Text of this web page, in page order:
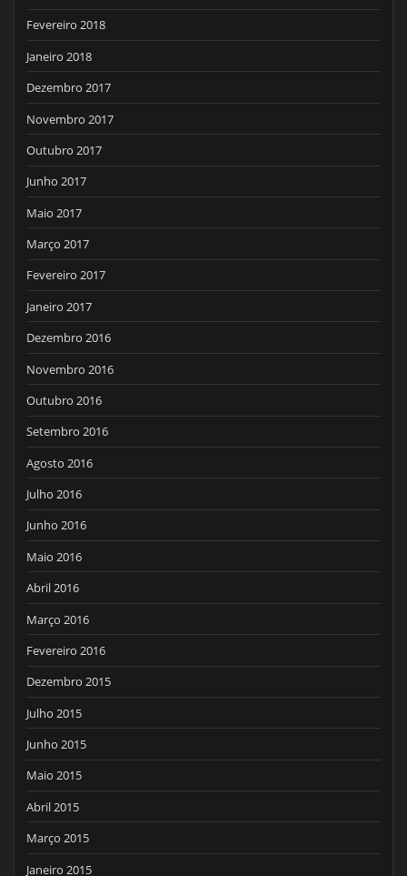
Fevereiro 2018
Janeiro 2018
Dezembro 2017
Novembro 2017
Outubro 2017
Junho 2017
Maio 2017
Março 2017
Fevereiro 2017
Janeiro 2017
Dezembro 2016
Novembro 2016
Outubro 2016
Setembro 2016
Agosto 2016
Julho 2016
Junho 2016
Maio 2016
Abril 2016
Março 2016
Fevereiro 2016
Dezembro 2015
Julho 2015
Junho 2015
Maio 2015
Abril 2015
Março 2015
Janeiro 2015